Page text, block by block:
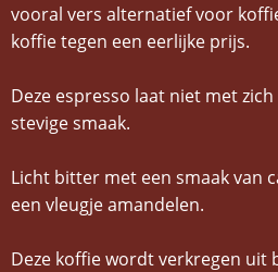
vooral vers alternatief voor
koffie tegen een eerlijke prijs.
Deze espresso laat niet met
stevige smaak.
Licht bitter met een smaak van
een vleugje amandelen.
Deze koffie wordt verkregen uit